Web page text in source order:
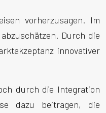
vorherzusagen. Im
Durch die
innovativer
durch die Integration
dazu beitragen, die